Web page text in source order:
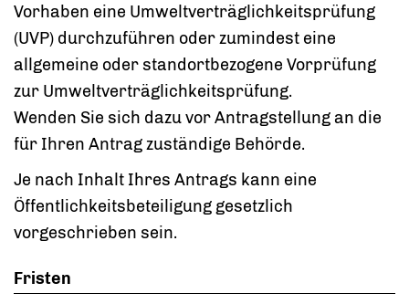
Vorhaben eine Umweltverträglichkeitsprüfung
(UVP) durchzuführen oder zumindest eine
allgemeine oder standortbezogene Vorprüfung
zur Umweltverträglichkeitsprüfung.
Wenden Sie sich dazu vor Antragstellung an die
für Ihren Antrag zuständige Behörde.
Je nach Inhalt Ihres Antrags kann eine
Öffentlichkeitsbeteiligung gesetzlich
vorgeschrieben sein.
Fristen